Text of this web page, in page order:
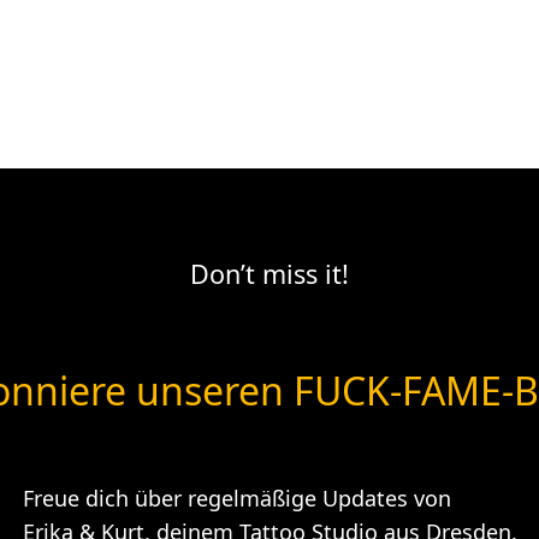
Don’t miss it!
unseren FUCK-FAME-
Freue dich über regelmäßige Updates von
Erika & Kurt, deinem Tattoo Studio aus Dresden.